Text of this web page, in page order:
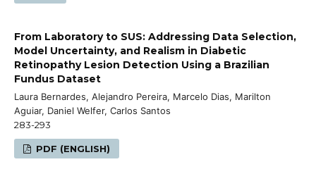
From Laboratory to SUS: Addressing Data Selection,
Model Uncertainty, and Realism in Diabetic
Retinopathy Lesion Detection Using a Brazilian
Fundus Dataset
Laura Bernardes, Alejandro Pereira, Marcelo Dias, Marilton
Aguiar, Daniel Welfer, Carlos Santos
283-293
PDF (ENGLISH)